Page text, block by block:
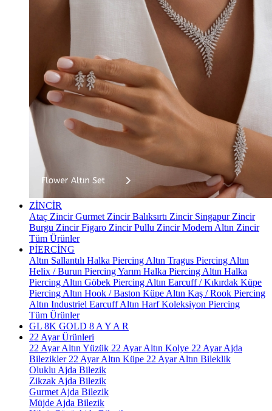
ZİNCİR
Ataç ZincirGurmet ZincirBalıksırtı Zincir Singapur Zincir
Burgu ZincirFigaro ZincirPullu ZincirModern Altın Zincir
Tüm Ürünler
PİERCİNG
Altın Sallantılı Halka Piercing Altın Tragus Piercing Altın
Helix / Burun PiercingYarım Halka Piercing Altın Halka
Piercing Altın Göbek Piercing Altın Earcuff / Kıkırdak Küpe
Piercing Altın Hook / Baston Küpe Altın Kaş / Rook Piercing
Altın Industriel EarcuffAltın Harf Koleksiyon Piercing
Tüm Ürünler
GL 8K GOLD 8 A Y A R
22 Ayar Ürünleri
22 Ayar Altın Yüzük 22 Ayar Altın Kolye 22 Ayar Ajda
Bilezikler 22 Ayar Altın Küpe 22 Ayar Altın Bileklik
Oluklu Ajda Bilezik
Zikzak Ajda Bilezik
Gurmet Ajda Bilezik
Müjde Ajda Bilezik